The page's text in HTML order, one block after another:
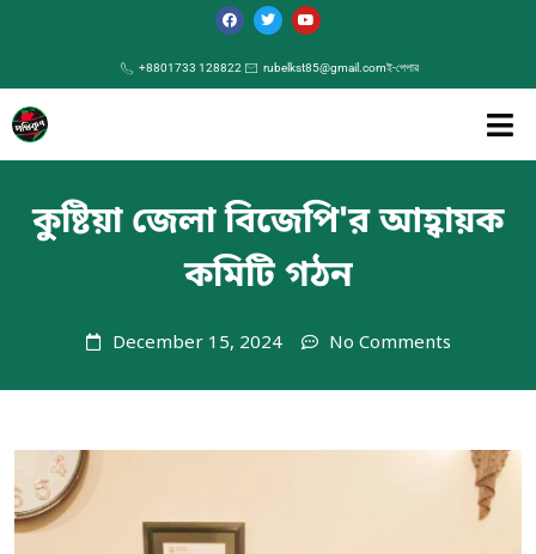
+8801733 128822 rubelkst85@gmail.comই-পেপার
কুুষ্টিয়া জেলা বিজেপি'র আহ্বায়ক
কমিটি গঠন
December 15, 2024 No Comments